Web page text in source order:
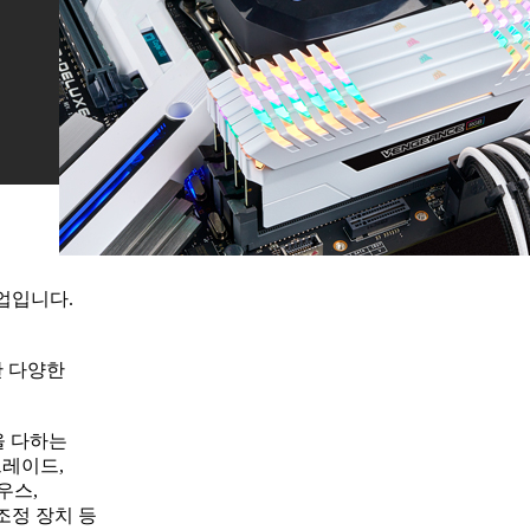
입니다.
다양한
다하는
이드,
스,
정 장치 등